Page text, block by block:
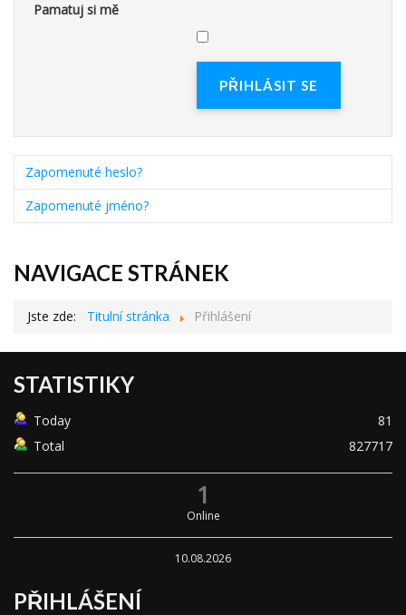
Pamatuj si mě
PŘIHLÁSIT SE
Zapomenuté heslo?
Zapomenuté jméno?
NAVIGACE STRÁNEK
Jste zde: Titulní stránka Přihlášení
STATISTIKY
Today
81
Total
827717
1
Online
10.08.2026
PŘIHLÁŠENÍ